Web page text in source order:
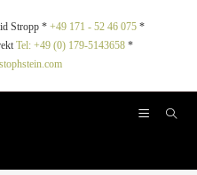
Stropp * +49 171 - 52 46 075 *
Tel: +49 (0) 179-5143658*